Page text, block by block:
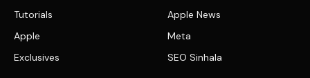
Tutorials
Apple
Exclusives
Apple News
Meta
SEO Sinhala